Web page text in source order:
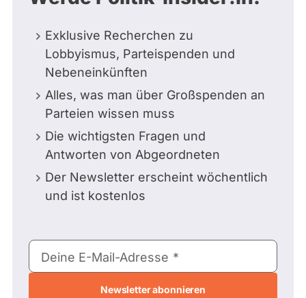
Exklusive Recherchen zu
Lobbyismus, Parteispenden und
Nebeneinkünften
Alles, was man über Großspenden an
Parteien wissen muss
Die wichtigsten Fragen und
Antworten von Abgeordneten
Der Newsletter erscheint wöchentlich
und ist kostenlos
E-
Mail-
Deine E-Mail-Adresse